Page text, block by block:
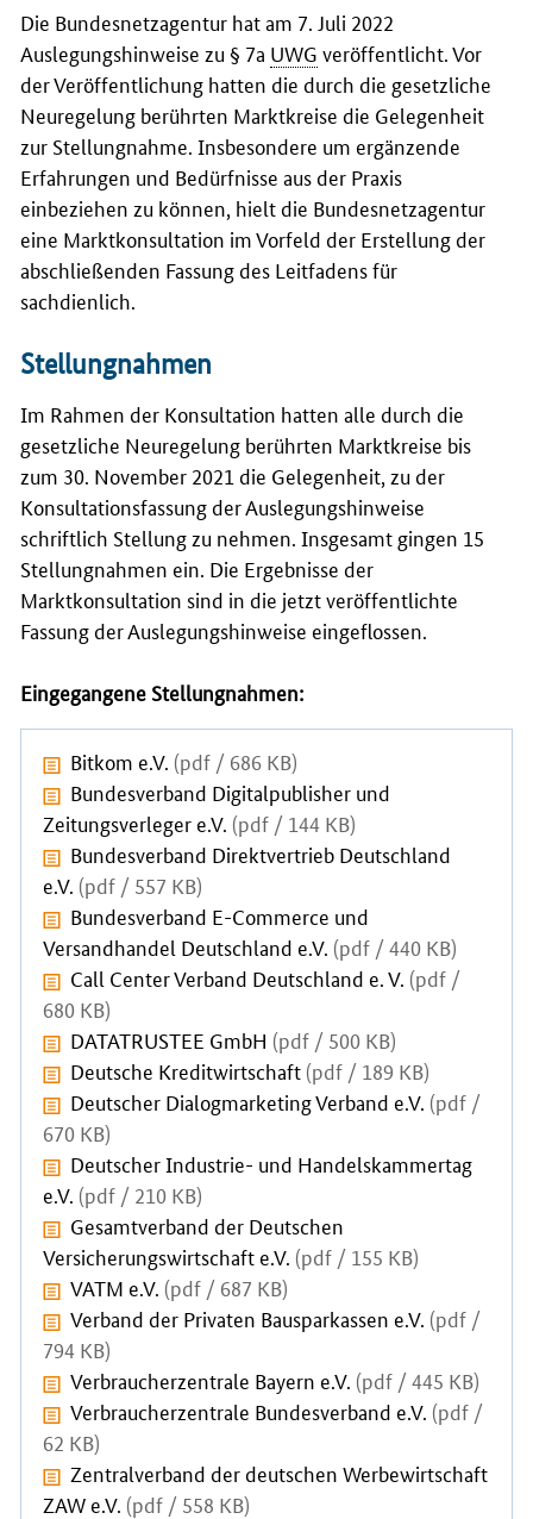
Die Bundesnetzagentur hat am 7. Juli 2022
Auslegungshinweise zu § 7a UWG veröffentlicht. Vor
der Veröffentlichung hatten die durch die gesetzliche
Neuregelung berührten Marktkreise die Gelegenheit
zur Stellungnahme. Insbesondere um ergänzende
Erfahrungen und Bedürfnisse aus der Praxis
einbeziehen zu können, hielt die Bundesnetzagentur
eine Marktkonsultation im Vorfeld der Erstellung der
abschließenden Fassung des Leitfadens für
sachdienlich.
Stellungnahmen
Im Rahmen der Konsultation hatten alle durch die
gesetzliche Neuregelung berührten Marktkreise bis
zum 30. November 2021 die Gelegenheit, zu der
Konsultationsfassung der Auslegungshinweise
schriftlich Stellung zu nehmen. Insgesamt gingen 15
Stellungnahmen ein. Die Ergebnisse der
Marktkonsultation sind in die jetzt veröffentlichte
Fassung der Auslegungshinweise eingeflossen.
Eingegangene Stellungnahmen:
Bitkom e.V. (pdf / 686 KB)
Bundesverband Digitalpublisher und
Zeitungsverleger e.V. (pdf / 144 KB)
Bundesverband Direktvertrieb Deutschland
e.V. (pdf / 557 KB)
Bundesverband E-Commerce und
Versandhandel Deutschland e.V. (pdf / 440 KB)
Call Center Verband Deutschland e. V. (pdf /
680 KB)
DATATRUSTEE GmbH (pdf / 500 KB)
Deutsche Kreditwirtschaft (pdf / 189 KB)
Deutscher Dialogmarketing Verband e.V. (pdf /
670 KB)
Deutscher Industrie- und Handelskammertag
e.V. (pdf / 210 KB)
Gesamtverband der Deutschen
Versicherungswirtschaft e.V. (pdf / 155 KB)
VATM e.V. (pdf / 687 KB)
Verband der Privaten Bausparkassen e.V. (pdf /
794 KB)
Verbraucherzentrale Bayern e.V. (pdf / 445 KB)
Verbraucherzentrale Bundesverband e.V. (pdf /
62 KB)
Zentralverband der deutschen Werbewirtschaft
ZAW e.V. (pdf / 558 KB)